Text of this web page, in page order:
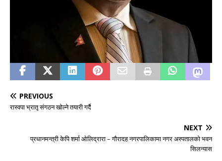
PREVIOUS
रास्वपा भ्रातृ संगठन खोल्ने तयारी गर्दै
NEXT
प्रधानमन्त्री केपि शर्मा ओलिद्रारा – गौरादह नगरपालिकामा नगर अस्पतालको भवन
सिलन्यास